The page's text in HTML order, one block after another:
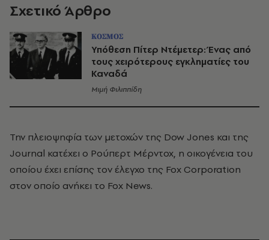
Σχετικό Άρθρο
ΚΟΣΜΟΣ
Υπόθεση Πίτερ Ντέμετερ: Ένας από
τους χειρότερους εγκληματίες του
Καναδά
Μιμή Φιλιππίδη
Την πλειοψηφία των μετοχών της Dow Jones και της
Journal κατέχει ο Ρούπερτ Μέρντοχ, η οικογένεια του
οποίου έχει επίσης τον έλεγχο της Fox Corporation
στον οποίο ανήκει το Fox News.